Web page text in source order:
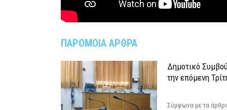
ΠΑΡΟΜΟΙΑ ΑΡΘΡΑ
Δημοτικό
την επόμενη
Σύμφωνα με τα